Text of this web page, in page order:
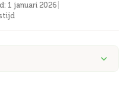
: 1 januari 2026